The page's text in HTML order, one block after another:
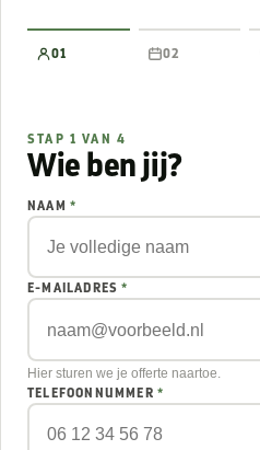
01 02
STAP 1 VAN 4
Wie ben jij?
NAAM*
E-MAILADRES*
Hier sturen we je offerte naartoe.
TELEFOONNUMMER*